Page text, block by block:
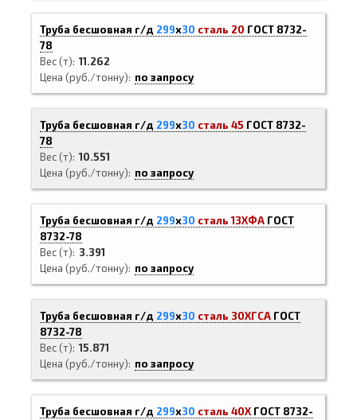
Труба бесшовная г/д 299х30 сталь 20 ГОСТ 8732-
78
Вес (т) 11.262
Цена (руб./тонну)
по запросу
Труба бесшовная г/д 299х30 сталь 45 ГОСТ 8732-
78
Вес (т) 10.551
Цена (руб./тонну)
по запросу
Труба бесшовная г/д 299х30 сталь 13ХФА ГОСТ
8732-78
Вес (т)
3.391
Цена (руб./тонну)
по запросу
Труба бесшовная г/д 299х30 сталь 30ХГСА ГОСТ
8732-78
Вес (т) 15.871
Цена (руб./тонну)
по запросу
Труба бесшовная г/д 299х30 сталь 40Х ГОСТ 8732-